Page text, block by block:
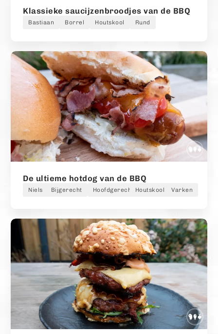
Klassieke saucijzenbroodjes van de BBQ
Bastiaan Borrel Houtskool Rund
De ultieme hotdog van de BBQ
Niels Bijgerecht Hoofdgerecht Houtskool Varken